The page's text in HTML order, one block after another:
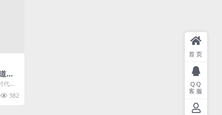
软
代到
、头
582
首页
QQ
客服